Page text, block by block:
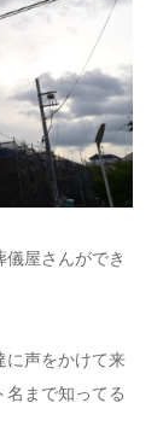
屋さんができ
に声をかけて来
名まで知ってる